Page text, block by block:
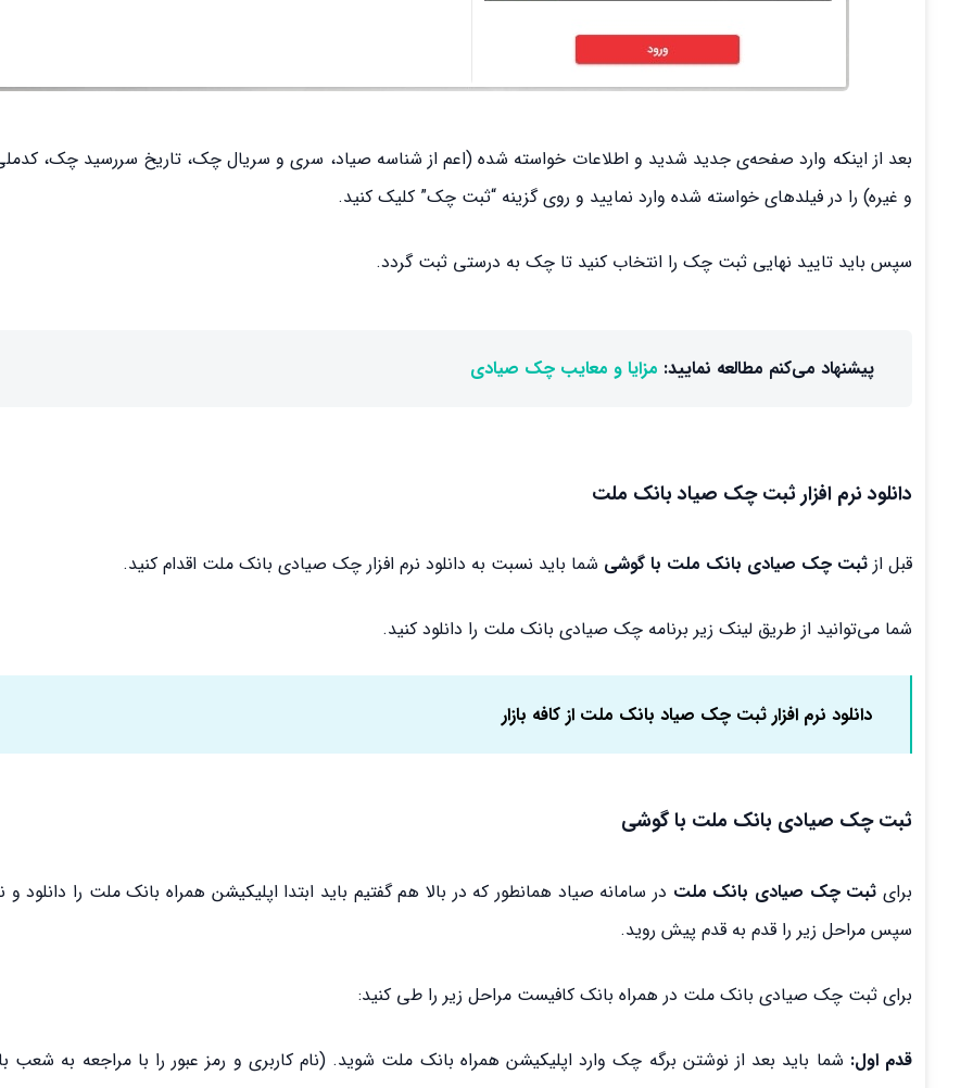
بعد از اینکه وارد صفحه‌ی جدید شدید و اطلاعات خواسته شده (اعم از شناسه صیاد، سری و سریال چک، تاریخ سررسید چک،
و غیره) را در فیلدهای خواسته شده وارد نمایید و روی گزینه “ثبت چک” کلیک کنید.
سپس باید تایید نهایی ثبت چک را انتخاب کنید تا چک به درستی ثبت گردد.
پیشنهاد می‌کنم مطالعه نمایید: مزایا و معایب چک صیادی
دانلود نرم افزار ثبت چک صیاد بانک ملت
قبل از ثبت چک صیادی بانک ملت با گوشی شما باید نسبت به دانلود نرم افزار چک صیادی بانک ملت اقدام کنید.
شما می‌توانید از طریق لینک زیر برنامه چک صیادی بانک ملت را دانلود کنید.
دانلود نرم افزار ثبت چک صیاد بانک ملت از کافه بازار
ثبت چک صیادی بانک ملت با گوشی
برای ثبت چک صیادی بانک ملت در سامانه صیاد همانطور که در بالا هم گفتیم باید ابتدا اپلیکیشن همراه بانک ملت را دانلود
سپس مراحل زیر را قدم به قدم پیش روید.
برای ثبت چک صیادی بانک ملت در همراه بانک کافیست مراحل زیر را طی کنید:
قدم اول: شما باید بعد از نوشتن برگه چک وارد اپلیکیشن همراه بانک ملت شوید. (نام کاربری و رمز عبور را با مراجعه به شعب